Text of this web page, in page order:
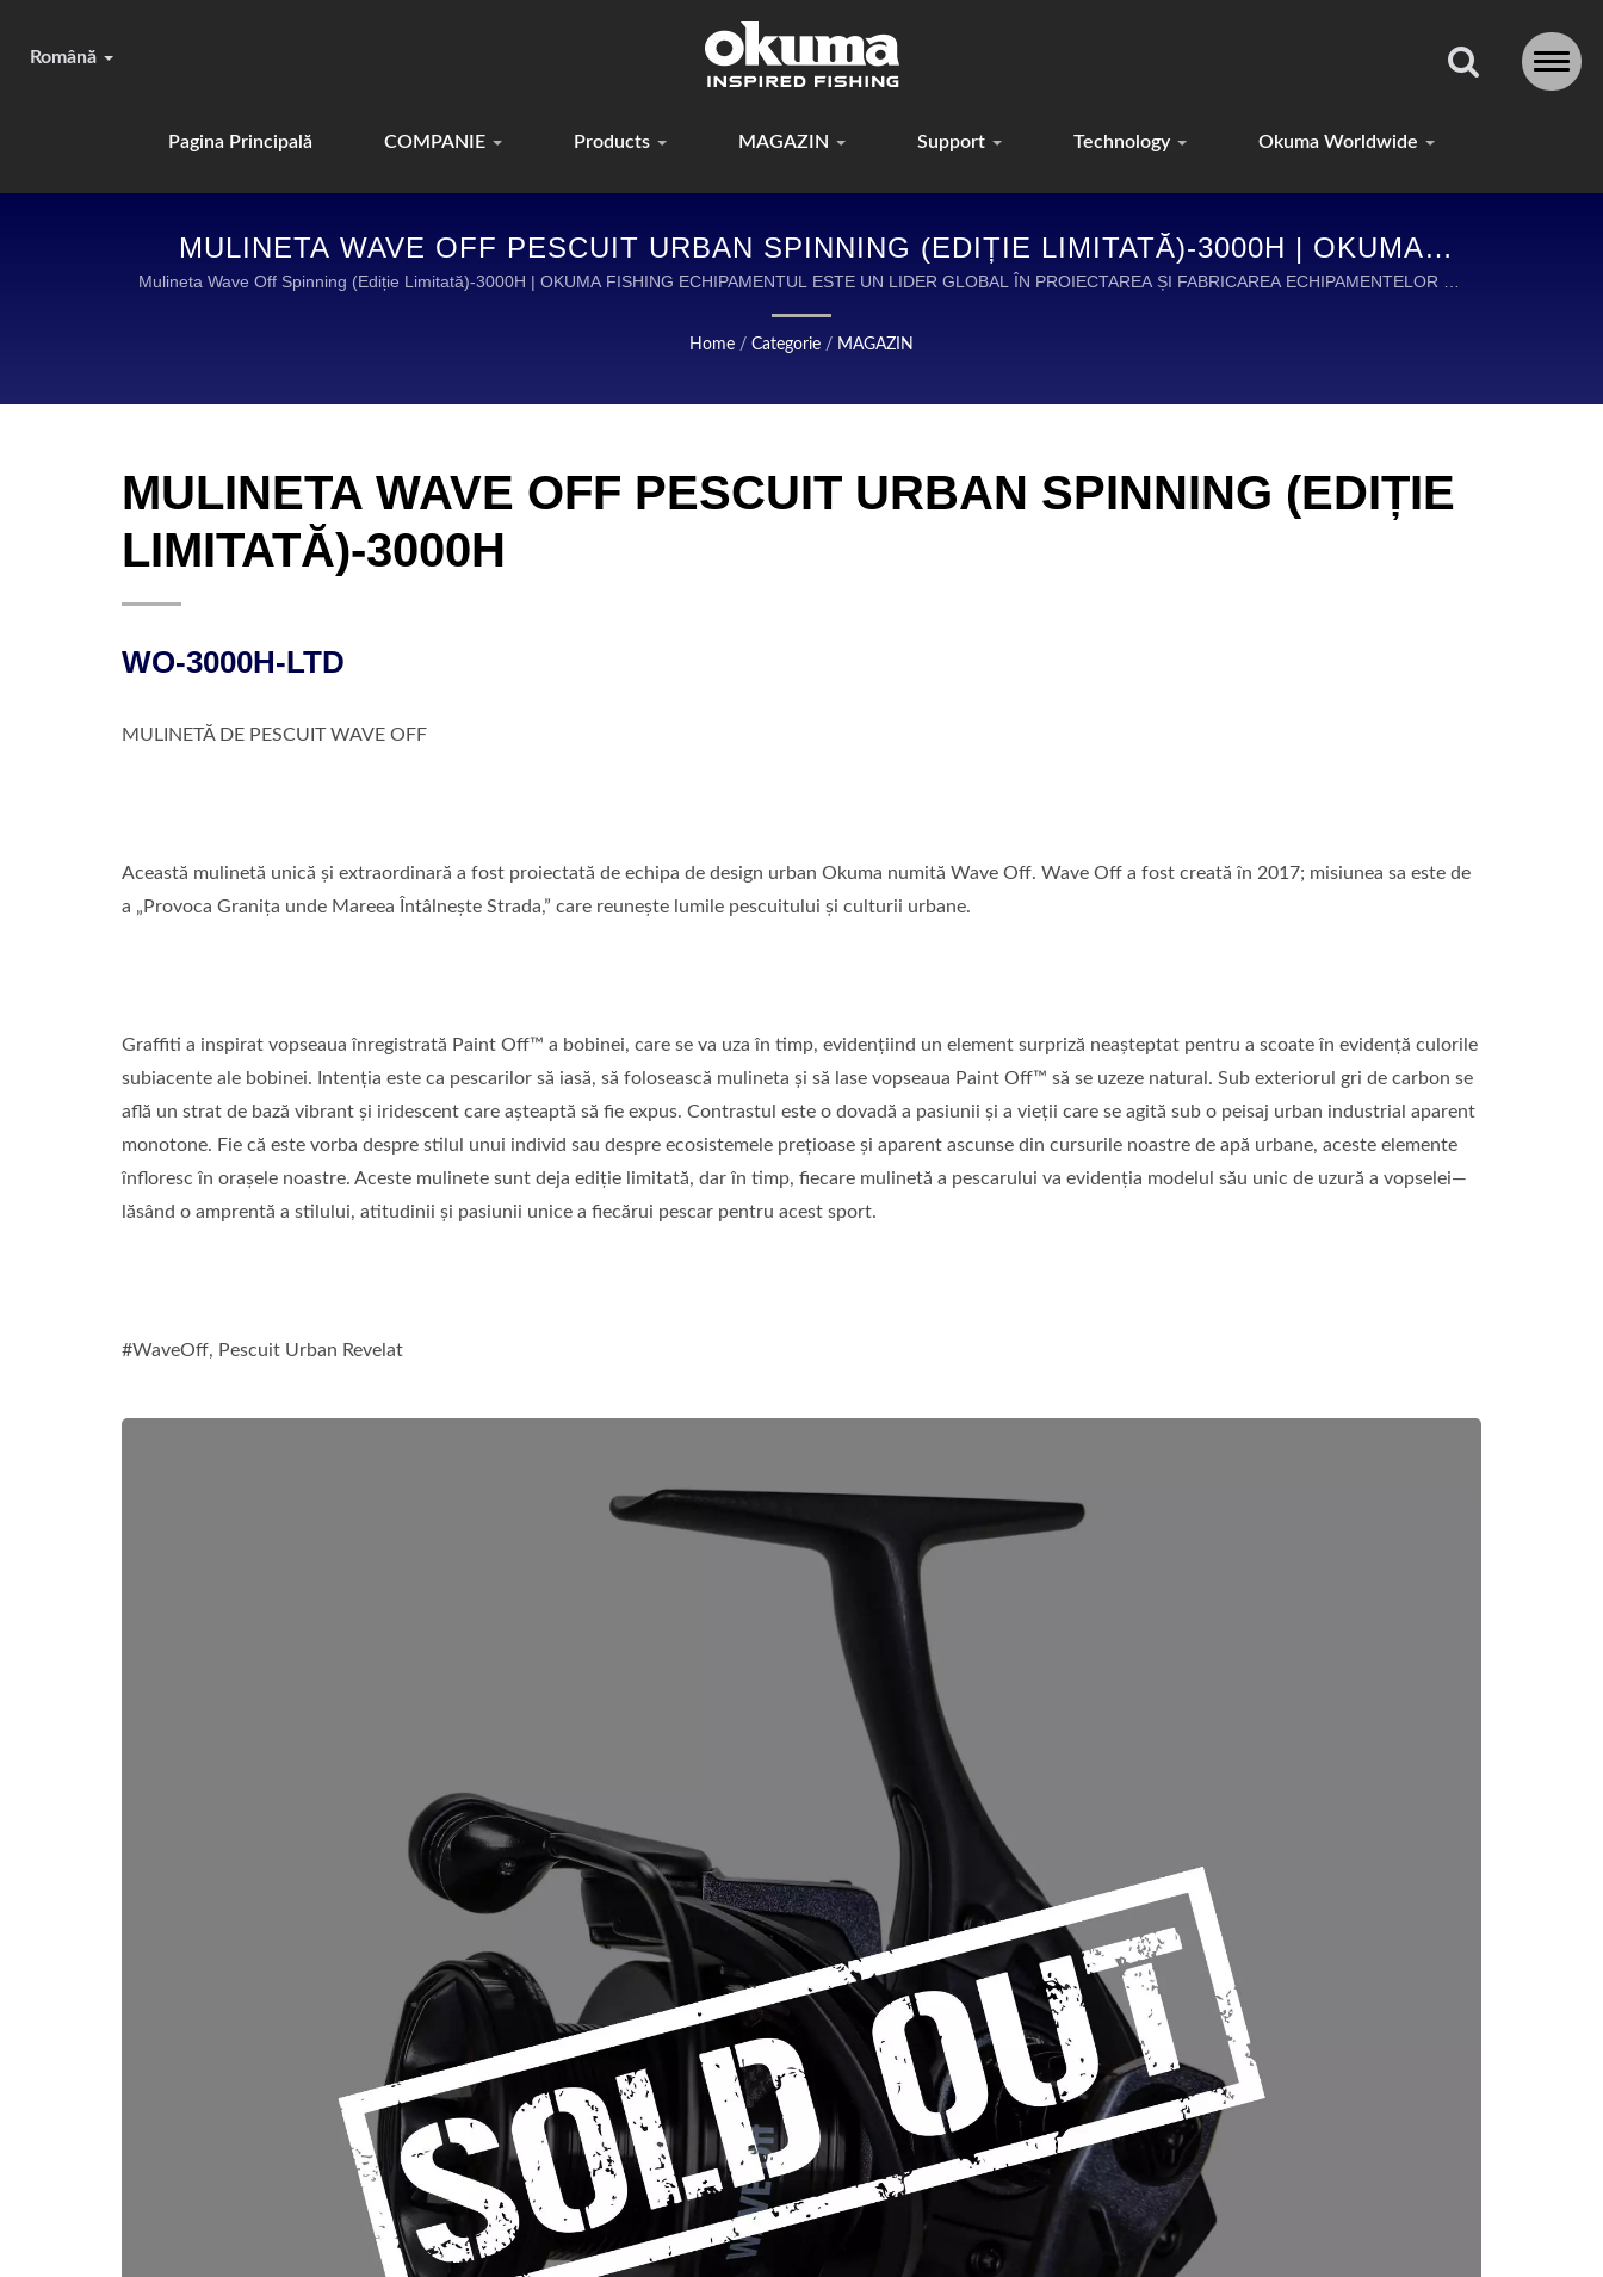
Pagina Principală COMPANIE Products MAGAZIN Support Technology Okuma Worldwide
Română
MULINETA WAVE OFF PESCUIT URBAN SPINNING (EDIȚIE LIMITATĂ)-3000H | OKUMA
FISHING: ECHIPAMENTE DURABILE ȘI FIABILE PENTRU PEȘTIȘTI DIN ÎNTREAGA LUME
Mulineta Wave Off Spinning (Ediție Limitată)-3000H | OKUMA FISHING ECHIPAMENTUL ESTE UN LIDER GLOBAL ÎN PROIECTAREA ȘI FABRICAREA ECHIPAMENTELOR DE
PESCUIT DE ÎNALTĂ CALITATE.
Home / Categorie / MAGAZIN
MULINETA WAVE OFF PESCUIT URBAN SPINNING (EDIȚIE
LIMITATĂ)-3000H
WO-3000H-LTD
MULINETĂ DE PESCUIT WAVE OFF
Această mulinetă unică și extraordinară a fost proiectată de echipa de design urban Okuma numită Wave Off. Wave Off a fost creată în 2017; misiunea sa este de
a „Provoca Granița unde Mareea Întâlnește Strada,” care reunește lumile pescuitului și culturii urbane.
Graffiti a inspirat vopseaua înregistrată Paint Off™ a bobinei, care se va uza în timp, evidențiind un element surpriză neașteptat pentru a scoate în evidență culorile
subiacente ale bobinei. Intenția este ca pescarilor să iasă, să folosească mulineta și să lase vopseaua Paint Off™ să se uzeze natural. Sub exteriorul gri de carbon se
află un strat de bază vibrant și iridescent care așteaptă să fie expus. Contrastul este o dovadă a pasiunii și a vieții care se agită sub o peisaj urban industrial aparent
monotone. Fie că este vorba despre stilul unui individ sau despre ecosistemele prețioase și aparent ascunse din cursurile noastre de apă urbane, aceste elemente
înfloresc în orașele noastre. Aceste mulinete sunt deja ediție limitată, dar în timp, fiecare mulinetă a pescarului va evidenția modelul său unic de uzură a vopselei—
lăsând o amprentă a stilului, atitudinii și pasiunii unice a fiecărui pescar pentru acest sport.
#WaveOff, Pescuit Urban Revelat